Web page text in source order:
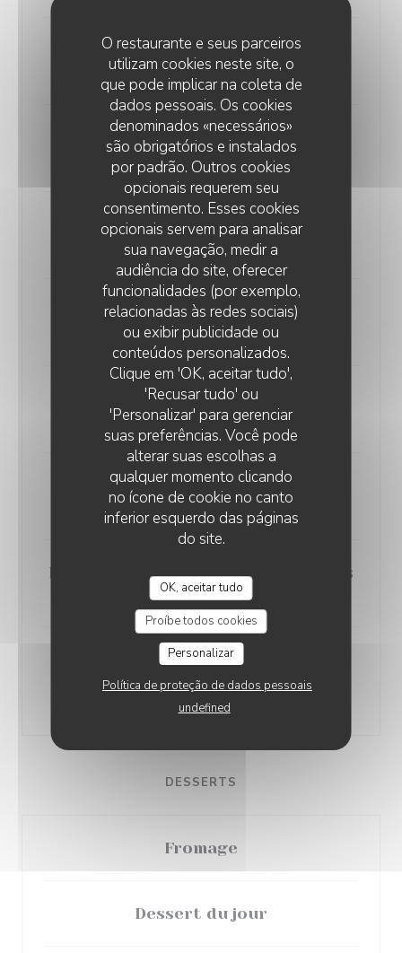
O restaurante e seus parceiros
utilizam cookies neste site, o
que pode implicar na coleta de
dados pessoais. Os cookies
denominados «necessários»
são obrigatórios e instalados
por padrão. Outros cookies
opcionais requerem seu
consentimento. Esses cookies
opcionais servem para analisar
sua navegação, medir a
audiência do site, oferecer
funcionalidades (por exemplo,
relacionadas às redes sociais)
ou exibir publicidade ou
conteúdos personalizados.
Clique em 'OK, aceitar tudo',
'Recusar tudo' ou
'Personalizar' para gerenciar
suas preferências. Você pode
alterar suas escolhas a
qualquer momento clicando
no ícone de cookie no canto
inferior esquerdo das páginas
do site.
OK, aceitar tudo
Proíbe todos cookies
Personalizar
Política de proteção de dados pessoais
undefined
Filet Sauce Morilles
35,00 EUR
Onglet aux Echalotes
22,00 EUR
Rognons de Veau à la Moutarde
25,00 EUR
Poisson du Jour
Prix selon arrivage
Filet sauce Morilles
35,00 EUR
Bouchée à la Reine
35,00 EUR
Poulet au Vin Jaune et aux Morilles
30,00 EUR
Quenelles de Brochet comme à
Nantua
25,00 EUR
DESSERTS
Fromage
Dessert du jour